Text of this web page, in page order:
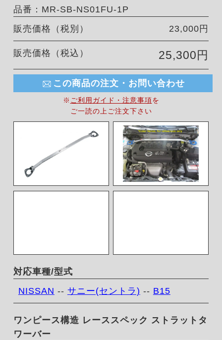
品番：MR-SB-NS01FU-1P
販売価格（税別）
23,000円
販売価格（税込） 25,300円
この商品の注文・お問い合わせ
※ ご利用ガイド・注意事項を
ご一読の上ご注文下さい
対応車種/型式
NISSAN -- サニー(セントラ) -- B15
ワンピース構造 レーススペック ストラットタ
ワーバー